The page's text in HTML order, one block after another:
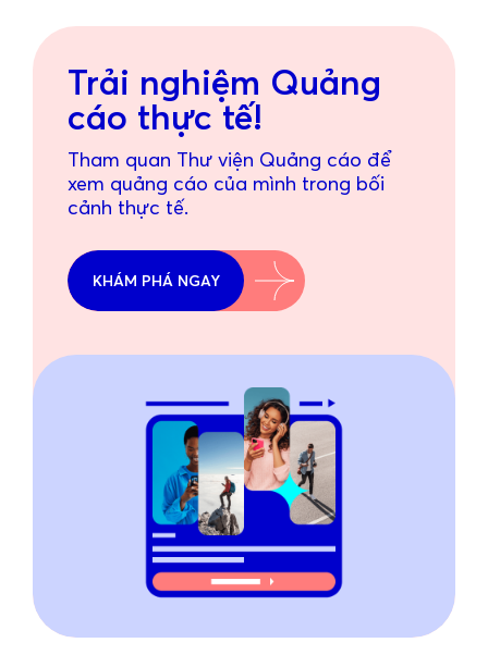
Trải nghiệm Quảng
cáo thực tế!
Tham quan Thư viện Quảng cáo để
xem quảng cáo của mình trong bối
cảnh thực tế.
KHÁM PHÁ NGAY